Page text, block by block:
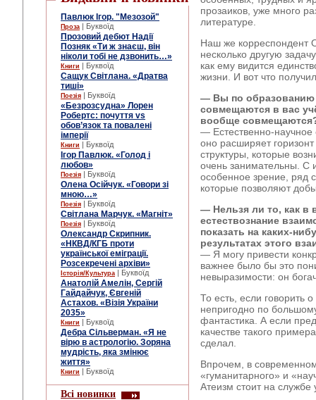
Павлюк Ігор. "Мезозой"
Проза | Буквоїд
Прозовий дебют Надії
Позняк «Ти ж знаєш, він
ніколи тобі не дзвонить…»
Книги | Буквоїд
Сащук Світлана. «Дратва
тиші»
Поезія | Буквоїд
«Безрозсудна» Лорен
Робертс: почуття vs
обов’язок та повалені
імперії
Книги | Буквоїд
Ігор Павлюк. «Голод і
любов»
Поезія | Буквоїд
Олена Осійчук. «Говори зі
мною…»
Поезія | Буквоїд
Світлана Марчук. «Магніт»
Поезія | Буквоїд
Олександр Скрипник.
«НКВД/КГБ проти
української еміграції.
Розсекречені архіви»
Історія/Культура | Буквоїд
Анатолій Амелін, Сергій
Гайдайчук, Євгеній
Астахов. «Візія України
2035»
Книги | Буквоїд
Дебра Сільверман. «Я не
вірю в астрологію. Зоряна
мудрість, яка змінює
життя»
Книги | Буквоїд
Всі новинки
прозаиков, уже много
литературе.
Наш же корреспондент
несколько другую
как ему видится
жизни. И вот что
— Вы по образованию
совмещаются в вас
вообще
— Естественно-научное
оно расширяет
структуры, которые
очень занимательны. С
особенное зрение, ряд
которые позволяют
— Нельзя ли то, как в
естествознание
показать на каких-
результатах этого
— Я могу привести
важнее было бы это
невыразимости: он
То есть, если говорить
непригодно по
фантастика. А если
качестве такого
сделал.
Впрочем, в
«гуманитарного» и
Атеизм стоит на службе